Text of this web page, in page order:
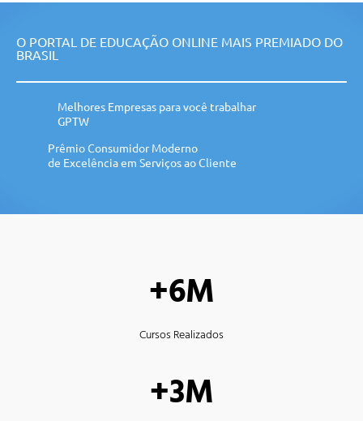
O PORTAL DE EDUCAÇÃO ONLINE MAIS PREMIADO DO
BRASIL
Melhores Empresas para você trabalhar
GPTW
Prêmio Consumidor Moderno
de Excelência em Serviços ao Cliente
+6M
Cursos Realizados
+3M